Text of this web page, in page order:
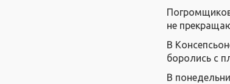
не
В
боролись с
В